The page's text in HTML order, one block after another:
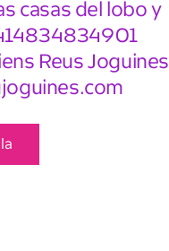
casas del lobo y
Reus Joguines